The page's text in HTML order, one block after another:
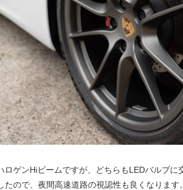
グ
ブ
ロ
グ
ゲンHiビームですが、どちらもLEDバルブに
ので、夜間高速道路の視認性も良くなります。